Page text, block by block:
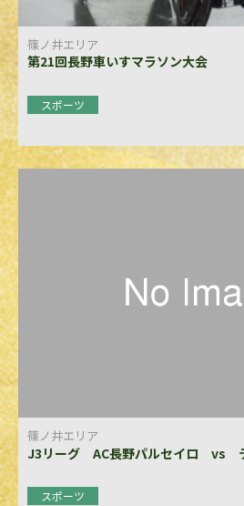
篠ノ井エリア
第21回長野車いすマラソン大会
スポーツ
篠ノ井エリア
J3リーグ AC長野パルセイロ vs
スポーツ